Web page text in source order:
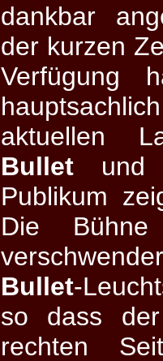
dankbar
der kurzen
Verfügung
aktuellen
Bullet und
Publikum
Die
Bullet-
so dass
rechten